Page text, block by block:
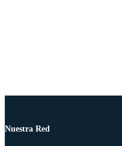
Nuestra Red